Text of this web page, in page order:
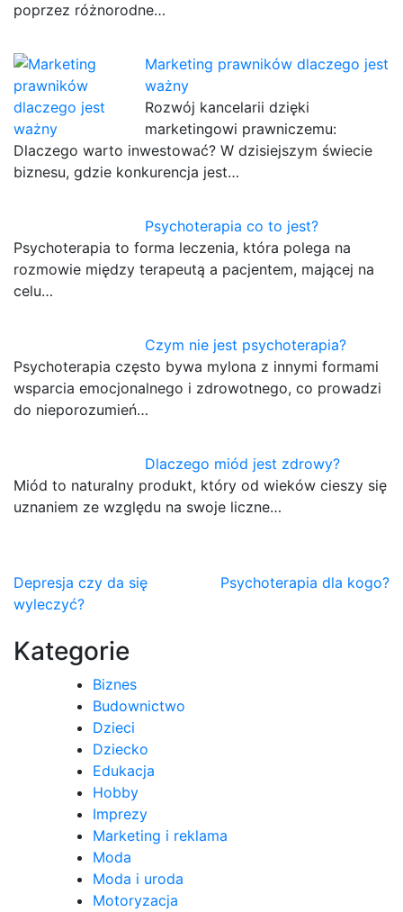
poprzez różnorodne…
Marketing prawników dlaczego jest
ważny
Rozwój kancelarii dzięki
marketingowi prawniczemu:
Dlaczego warto inwestować? W dzisiejszym świecie
biznesu, gdzie konkurencja jest…
Psychoterapia co to jest?
Psychoterapia to forma leczenia, która polega na
rozmowie między terapeutą a pacjentem, mającej na
celu…
Czym nie jest psychoterapia?
Psychoterapia często bywa mylona z innymi formami
wsparcia emocjonalnego i zdrowotnego, co prowadzi
do nieporozumień…
Dlaczego miód jest zdrowy?
Miód to naturalny produkt, który od wieków cieszy się
uznaniem ze względu na swoje liczne…
Nawigacja
wpisu
Depresja czy da się
wyleczyć?
Psychoterapia dla kogo?
Kategorie
Biznes
Budownictwo
Dzieci
Dziecko
Edukacja
Hobby
Imprezy
Marketing i reklama
Moda
Moda i uroda
Motoryzacja